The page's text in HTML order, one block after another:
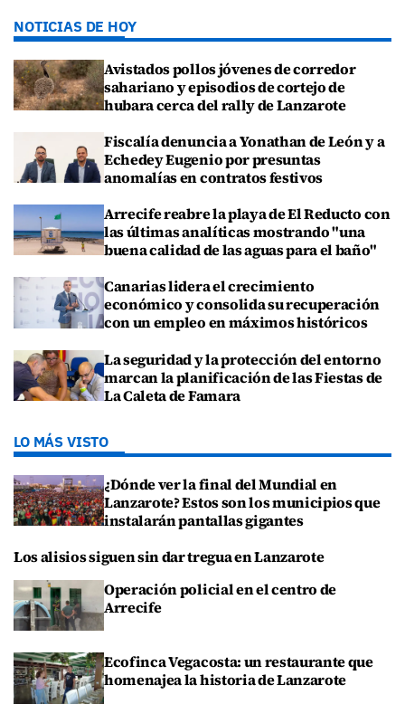
NOTICIAS DE HOY
Avistados pollos jóvenes de corredor
sahariano y episodios de cortejo de
hubara cerca del rally de Lanzarote
Fiscalía denuncia a Yonathan de León y a
Echedey Eugenio por presuntas
anomalías en contratos festivos
Arrecife reabre la playa de El Reducto con
las últimas analíticas mostrando "una
buena calidad de las aguas para el baño"
Canarias lidera el crecimiento
económico y consolida su recuperación
con un empleo en máximos históricos
La seguridad y la protección del entorno
marcan la planificación de las Fiestas de
La Caleta de Famara
LO MÁS VISTO
¿Dónde ver la final del Mundial en
Lanzarote? Estos son los municipios que
instalarán pantallas gigantes
Los alisios siguen sin dar tregua en Lanzarote
Operación policial en el centro de
Arrecife
Ecofinca Vegacosta: un restaurante que
homenajea la historia de Lanzarote